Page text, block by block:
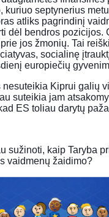
kuriuo septynerius
atliks pagrindinį
dėl bendros pozicijos.
jos žmonių. Tai
socialinę
europiečių
nesuteikia Kiprui galių
suteikia jam
ES toliau darytų
sužinoti, kaip Taryba
vaidmenų žaidimo?